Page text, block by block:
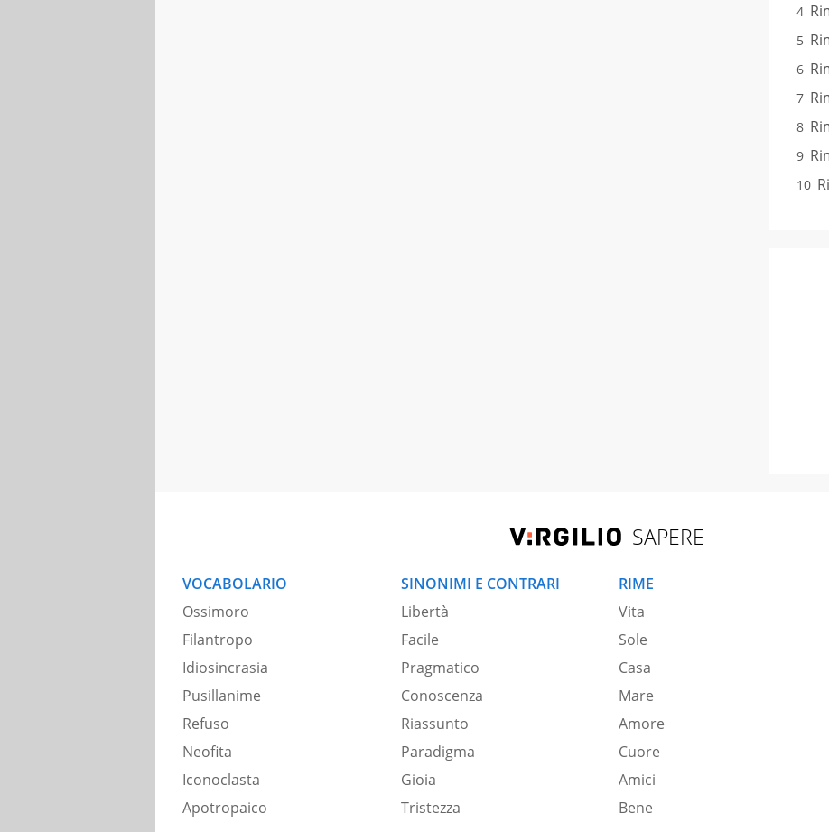
SAPERE
VOCABOLARIO
Ossimoro
Filantropo
Idiosincrasia
Pusillanime
Refuso
Neofita
Iconoclasta
Apotropaico
SINONIMI E CONTRARI
Libertà
Facile
Pragmatico
Conoscenza
Riassunto
Paradigma
Gioia
Tristezza
RIME
Vita
Sole
Casa
Mare
Amore
Cuore
Amici
Bene